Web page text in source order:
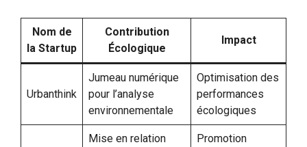
Nom de
la Startup
Contribution
Écologique
Impact
Urbanthink
Jumeau numérique
pour l’analyse
environnementale
Optimisation des
performances
écologiques
Mise en relation
Promotion